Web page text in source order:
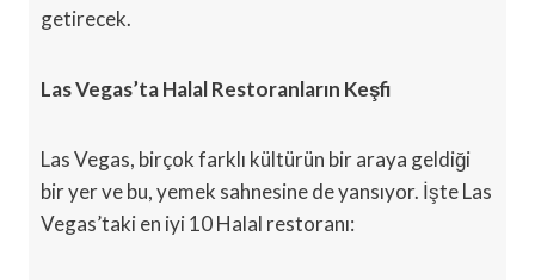
getirecek.
Las Vegas’ta Halal Restoranların Keşfi
Las Vegas, birçok farklı kültürün bir araya geldiği
bir yer ve bu, yemek sahnesine de yansıyor. İşte Las
Vegas’taki en iyi 10 Halal restoranı: